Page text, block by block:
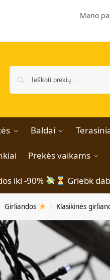
Mano
Baldai
Prekės vaikams
iki -90% Griebk
Girliandos / Klasikinės